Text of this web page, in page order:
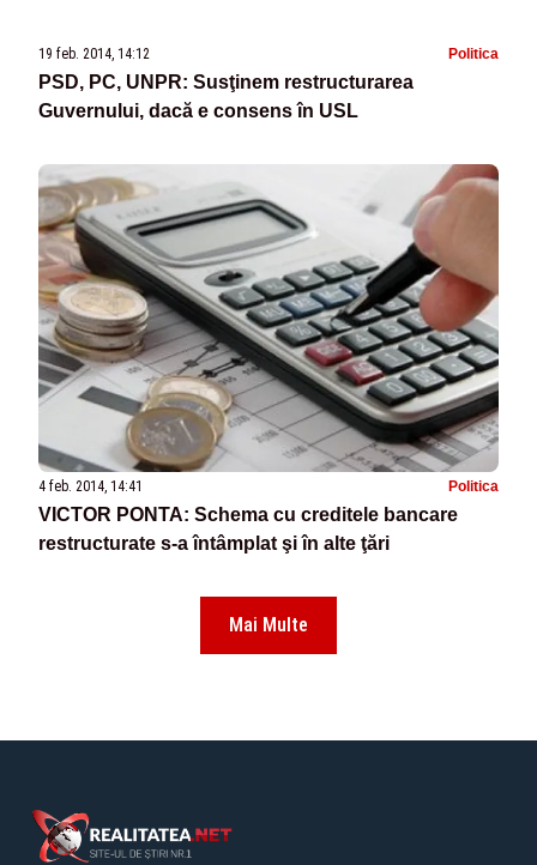
19 feb. 2014, 14:12 Politica
PSD, PC, UNPR: Susţinem restructurarea
Guvernului, dacă e consens în USL
4 feb. 2014, 14:41 Politica
VICTOR PONTA: Schema cu creditele bancare
restructurate s-a întâmplat şi în alte ţări
Mai Multe